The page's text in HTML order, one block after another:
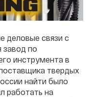
деловые связи с
завод по
инструмента в
твердых
найти было
работать на